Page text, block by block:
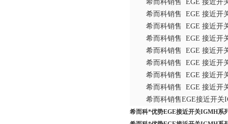
希而科销售 EGE 接近开
希而科销售 EGE 接近开
希而科销售 EGE 接近开
希而科销售 EGE 接近开
希而科销售 EGE 接近开
希而科销售 EGE 接近开
希而科销售 EGE 接近开
希而科销售 EGE 接近开
希而科销售EGE接近开关
希而科*优势EGE接近开关IGMH系